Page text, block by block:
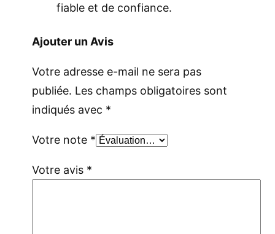
fiable et de confiance.
Ajouter un Avis
Votre adresse e-mail ne sera pas
publiée. Les champs obligatoires sont
indiqués avec *
Votre note *
Votre avis *